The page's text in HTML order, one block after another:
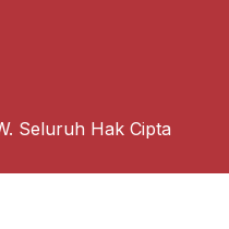
Seluruh Hak Cipta